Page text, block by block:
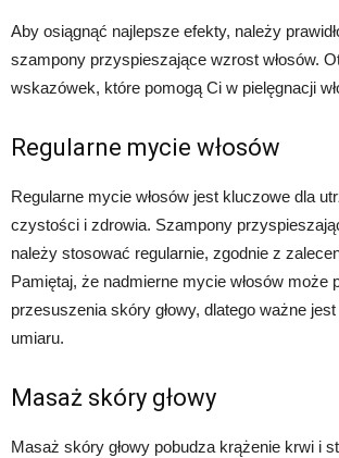
Aby osiągnąć najlepsze efekty, należy
szampony przyspieszające wzrost włosów.
wskazówek, które pomogą Ci w pielęgnacji
Regularne mycie włosów
Regularne mycie włosów jest kluczowe dla
czystości i zdrowia. Szampony
należy stosować regularnie, zgodnie z
Pamiętaj, że nadmierne mycie włosów może
przesuszenia skóry głowy, dlatego ważne
umiaru.
Masaż skóry głowy
Masaż skóry głowy pobudza krążenie krwi i